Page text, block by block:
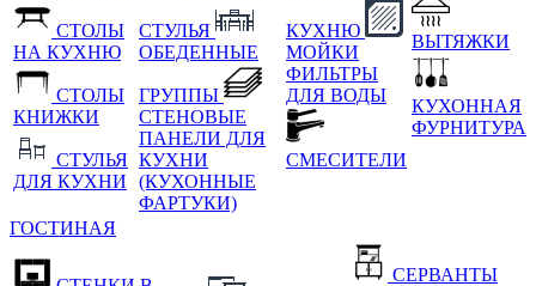
СТОЛЫ
НА КУХНЮ
СТОЛЫ
КНИЖКИ
СТУЛЬЯ
ДЛЯ КУХНИ
СТУЛЬЯ
ОБЕДЕННЫЕ
ГРУППЫ
СТЕНОВЫЕ
ПАНЕЛИ ДЛЯ
КУХНИ
(КУХОННЫЕ
ФАРТУКИ)
КУХНЮ
МОЙКИ
ФИЛЬТРЫ
ДЛЯ ВОДЫ
СМЕСИТЕЛИ
ВЫТЯЖКИ
КУХОННАЯ
ФУРНИТУРА
ГОСТИНАЯ
СЕРВАНТЫ